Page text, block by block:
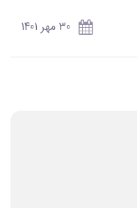
30 مهر 1401